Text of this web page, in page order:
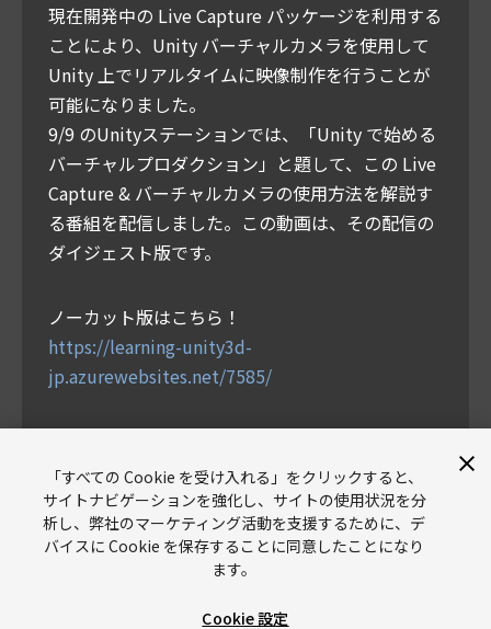
現在開発中の Live Capture パッケージを利用する
ことにより、Unity バーチャルカメラを使用して
Unity 上でリアルタイムに映像制作を行うことが
可能になりました。
9/9 のUnityステーションでは、「Unity で始める
バーチャルプロダクション」と題して、この Live
Capture & バーチャルカメラの使用方法を解説す
る番組を配信しました。この動画は、その配信の
ダイジェスト版です。
ノーカット版はこちら！
https://learning-unity3d-
jp.azurewebsites.net/7585/
「すべての Cookie を受け入れる」をクリックすると、
サイトナビゲーションを強化し、サイトの使用状況を分
析し、弊社のマーケティング活動を支援するために、デ
バイスに Cookie を保存することに同意したことになり
ます。
Cookie 設定